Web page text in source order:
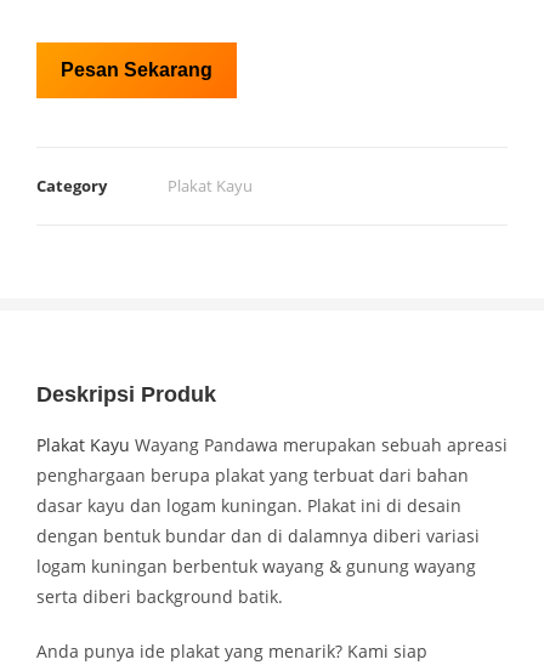
Pesan Sekarang
Category Plakat Kayu
Deskripsi Produk
Plakat Kayu Wayang Pandawa merupakan sebuah apreasi
penghargaan berupa plakat yang terbuat dari bahan
dasar kayu dan logam kuningan. Plakat ini di desain
dengan bentuk bundar dan di dalamnya diberi variasi
logam kuningan berbentuk wayang & gunung wayang
serta diberi background batik.
Anda punya ide plakat yang menarik? Kami siap